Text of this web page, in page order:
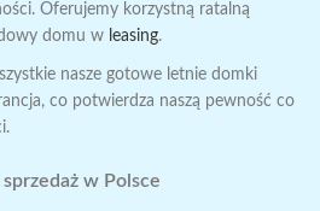
Oferujemy korzystną ratalną
domu w leasing.
nasze gotowe letnie domki
co potwierdza naszą pewność co
w Polsce